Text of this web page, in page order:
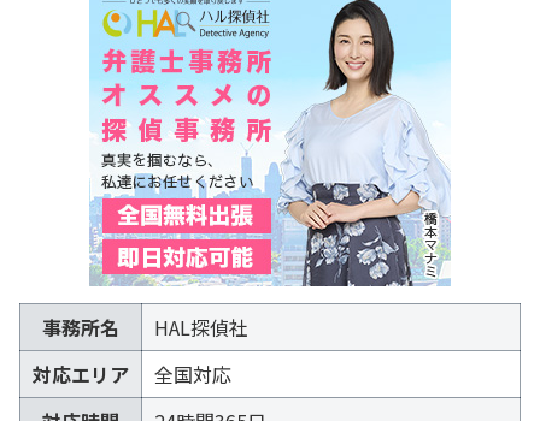
事務所名
HAL探偵社
対応エリア
全国対応